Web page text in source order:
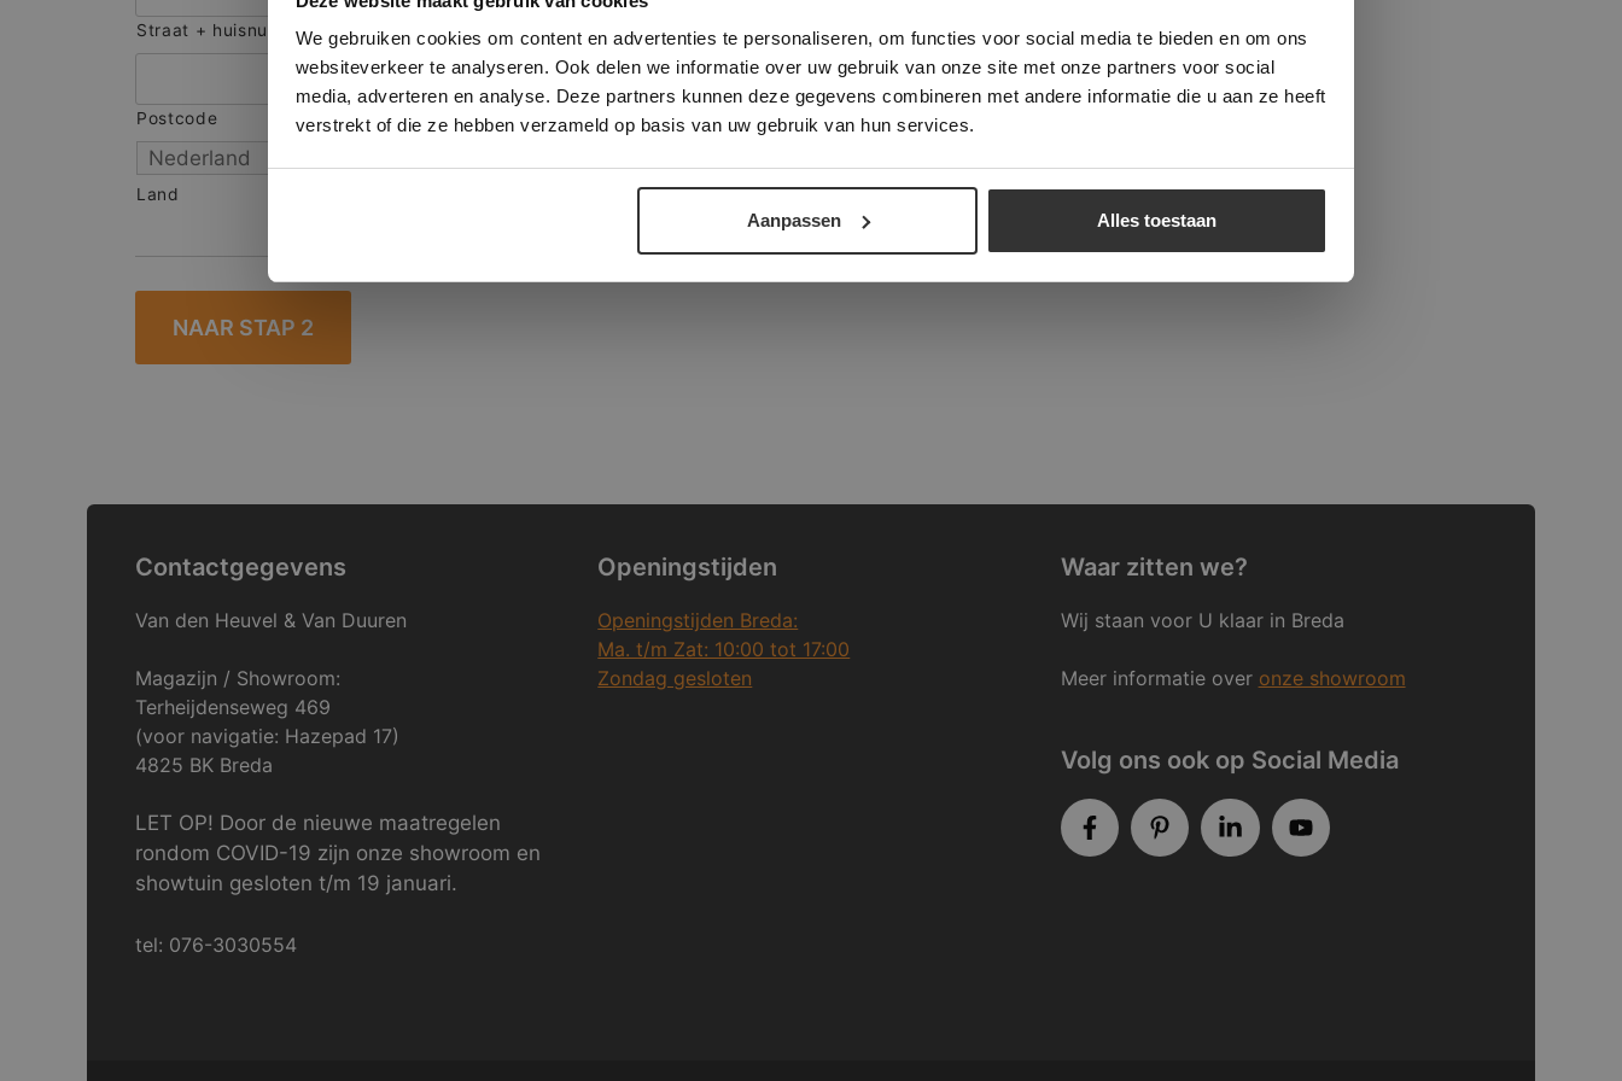
We gebruiken cookies om content en advertenties te personaliseren, om functies voor social media te bieden en om ons
websiteverkeer te analyseren. Ook delen we informatie over uw gebruik van onze site met onze partners voor social
media, adverteren en analyse. Deze partners kunnen deze gegevens combineren met andere informatie die u aan ze heeft
verstrekt of die ze hebben verzameld op basis van uw gebruik van hun services.
Aanpassen Alles toestaan
Straat + huisnummer
Postcode Stad
Land
Contactgegevens
Van den Heuvel & Van Duuren
Magazijn / Showroom:
Terheijdenseweg 469
(voor navigatie: Hazepad 17)
4825 BK Breda
LET OP! Door de nieuwe maatregelen
rondom COVID-19 zijn onze showroom en
showtuin gesloten t/m 19 januari.
tel: 076-3030554
Openingstijden
Openingstijden Breda:
Ma. t/m Zat: 10:00 tot 17:00
Zondag gesloten
Waar zitten we?
Wij staan voor U klaar in Breda
Meer informatie over onze showroom
Volg ons ook op Social Media
onze website geeft u toestemming voor alle cookies in overeenstemming met ons cookiebeleid.
verder
ALLES ACCEPTEREN ALLES AFWIJZEN